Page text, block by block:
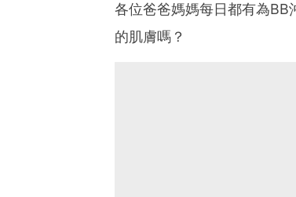
各位爸爸媽媽每日都有為BB
的肌膚嗎？